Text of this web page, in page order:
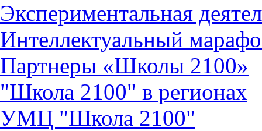
Экспериментальная
Интеллектуальный
Партнеры «Школы 2100»
"Школа 2100" в регионах
УМЦ "Школа 2100"